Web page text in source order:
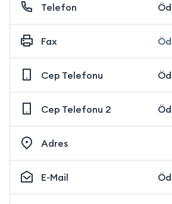
Telefon
Fax
Cep Telefonu
Cep Telefonu 2
Adres
E-Mail